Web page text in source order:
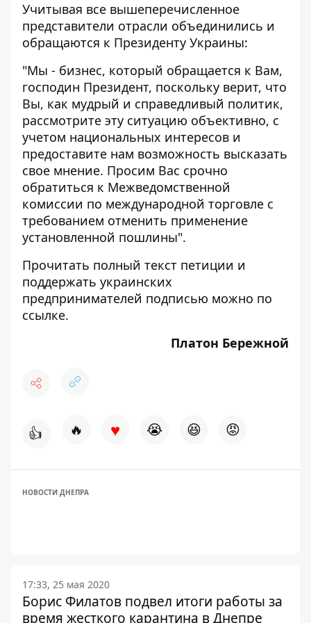
Учитывая все вышеперечисленное
представители отрасли объединились и
обращаются к Президенту Украины:
"Мы - бизнес, который обращается к Вам,
господин Президент, поскольку верит, что
Вы, как мудрый и справедливый политик,
рассмотрите эту ситуацию объективно, с
учетом национальных интересов и
предоставите нам возможность высказать
свое мнение. Просим Вас срочно
обратиться к Межведомственной
комиссии по международной торговле с
требованием отменить применение
установленной пошлины".
Прочитать полный текст петиции и
поддержать украинских
предпринимателей подписью можно по
ссылке.
Платон Бережной
👍 🔥 ♥ 😭 😆 😡
НОВОСТИ ДНЕПРА
17:33, 25 мая 2020
Борис Филатов подвел итоги работы за
время жесткого карантина в Днепре